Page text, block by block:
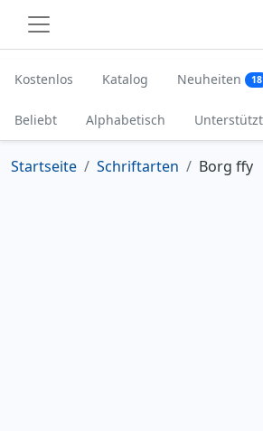
Kostenlos Katalog Neuheiten 18
Beliebt Alphabetisch
Startseite Schriftarten Borg ffy